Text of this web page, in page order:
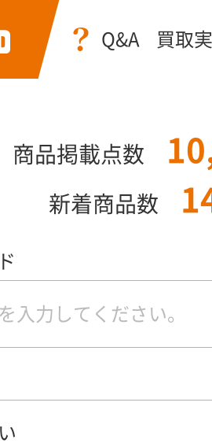
Q&A 買取
商品掲載点数
新着商品数